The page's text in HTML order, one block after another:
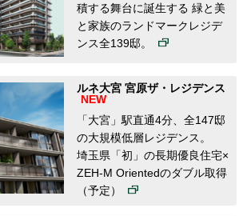
積する舞台に誕生する 緑と美
と家族のランドマークレジデ
ンス全139邸。
ルネ大宮 宮原ザ・レジデンス
「大宮」駅直通4分、全147邸
の大規模低層レジデンス。
埼玉県「初」の長期優良住宅×
ZEH-M Orientedのダブル取得
（予定）